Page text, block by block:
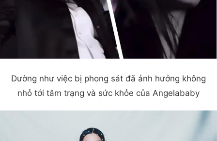
Dường như việc bị phong sát đã ảnh hưởng không
nhỏ tới tâm trạng và sức khỏe của Angelababy